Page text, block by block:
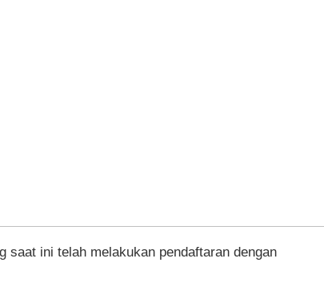
saat ini telah melakukan pendaftaran dengan